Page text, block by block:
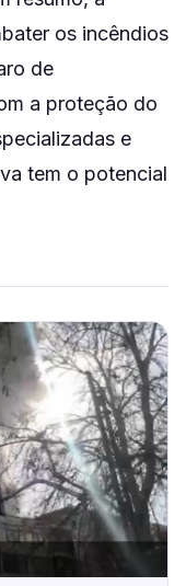
os incêndios
de
a proteção do
e
tem o potencial